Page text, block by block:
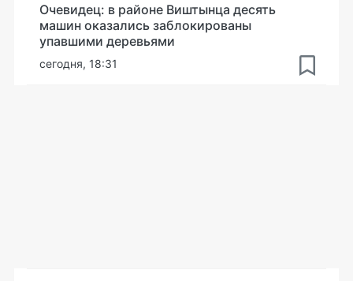
Очевидец: в районе Виштынца десять
машин оказались заблокированы
упавшими деревьями
сегодня, 18:31